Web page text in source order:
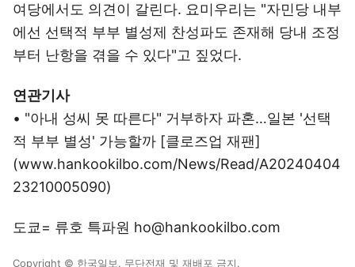
여당에서도 의견이 갈린다. 요미우리는 "자민당 내부
에선 선택적 부부 별성제 찬성파도 존재해 당내 조정
부터 난항을 겪을 수 있다"고 짚었다.
연관기사
• "아내 성씨 못 따른다" 거부하자 파혼…일본 '선택
적 부부 별성' 가능할까 [클로즈업 재팬]
(www.hankookilbo.com/News/Read/A20240404
23210005090)
도쿄= 류호 특파원 ho@hankookilbo.com
Copyright © 한국일보. 무단전재 및 재배포 금지.